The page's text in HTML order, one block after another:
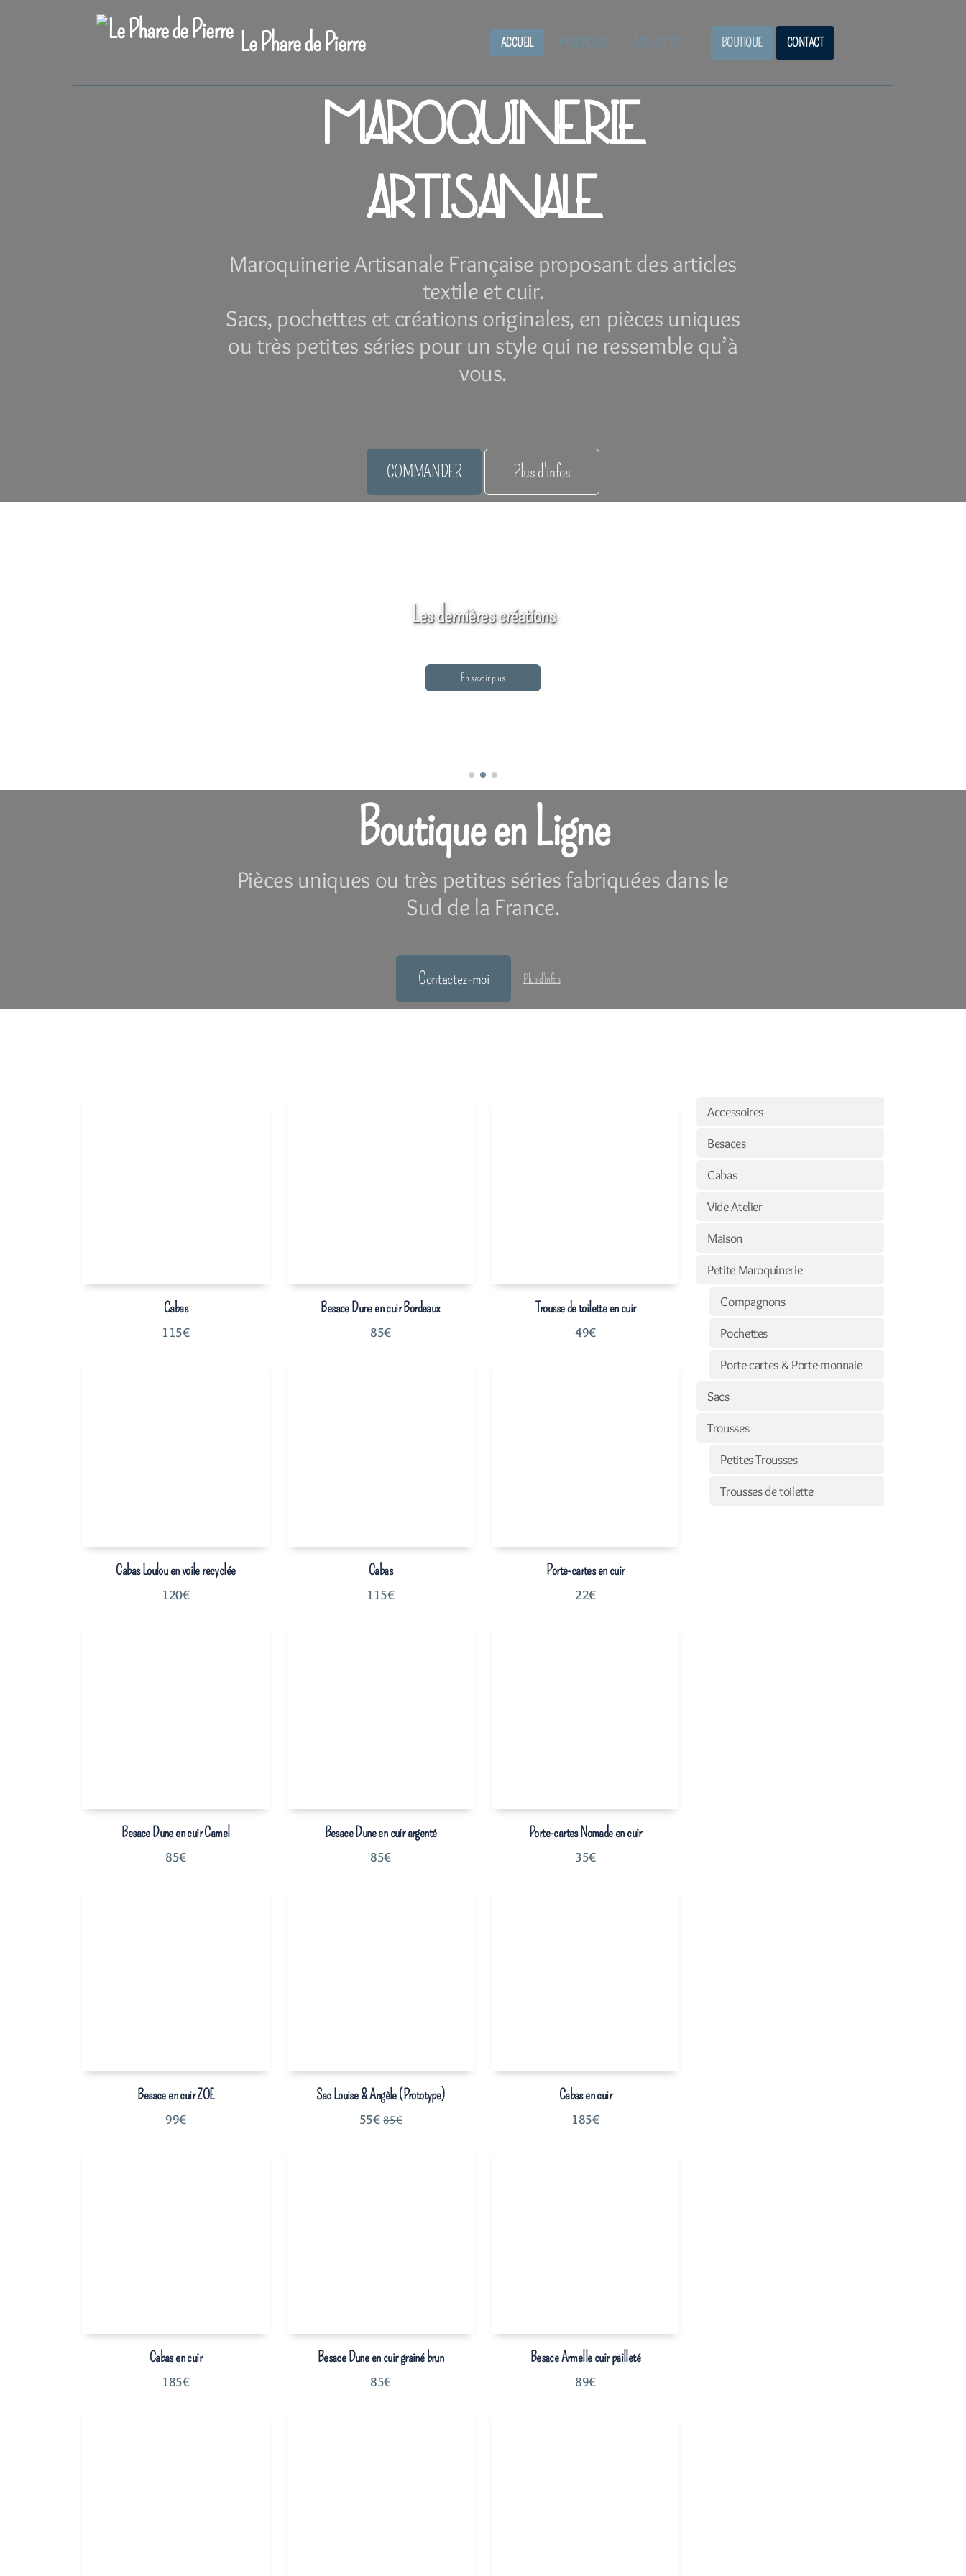
Le Phare de Pierre ACCUEIL À PROPOS DE ACTUALITÉS BOUTIQUE CONTACT
MAROQUINERIE
ARTISANALE
Maroquinerie Artisanale Française proposant des articles
textile et cuir.
Sacs, pochettes et créations originales, en pièces uniques
ou très petites séries pour un style qui ne ressemble qu’à
vous.
COMMANDER Plus d'infos
Boutiques partenaires
En savoir plus
Boutique en Ligne
Pièces uniques ou très petites séries fabriquées dans le
Sud de la France.
Contactez-moi Plus d'infos
Cabas
115€
Besace Dune en cuir Bordeaux
85€
Trousse de toilette en cuir
49€
Cabas Loulou en voile recyclée
120€
Cabas
115€
Porte-cartes en cuir
22€
Besace Dune en cuir Camel
85€
Besace Dune en cuir argenté
85€
Porte-cartes Nomade en cuir
35€
Besace en cuir ZOE
99€
Sac Louise & Angèle (Prototype)
55€ 85€
Cabas en cuir
185€
Cabas en cuir
185€
Besace Dune en cuir grainé brun
85€
Besace Armelle cuir pailleté
89€
Accessoires
Besaces
Cabas
Vide Atelier
Maison
Petite Maroquinerie
Compagnons
Pochettes
Porte-cartes & Porte-monnaie
Sacs
Trousses
Petites Trousses
Trousses de toilette